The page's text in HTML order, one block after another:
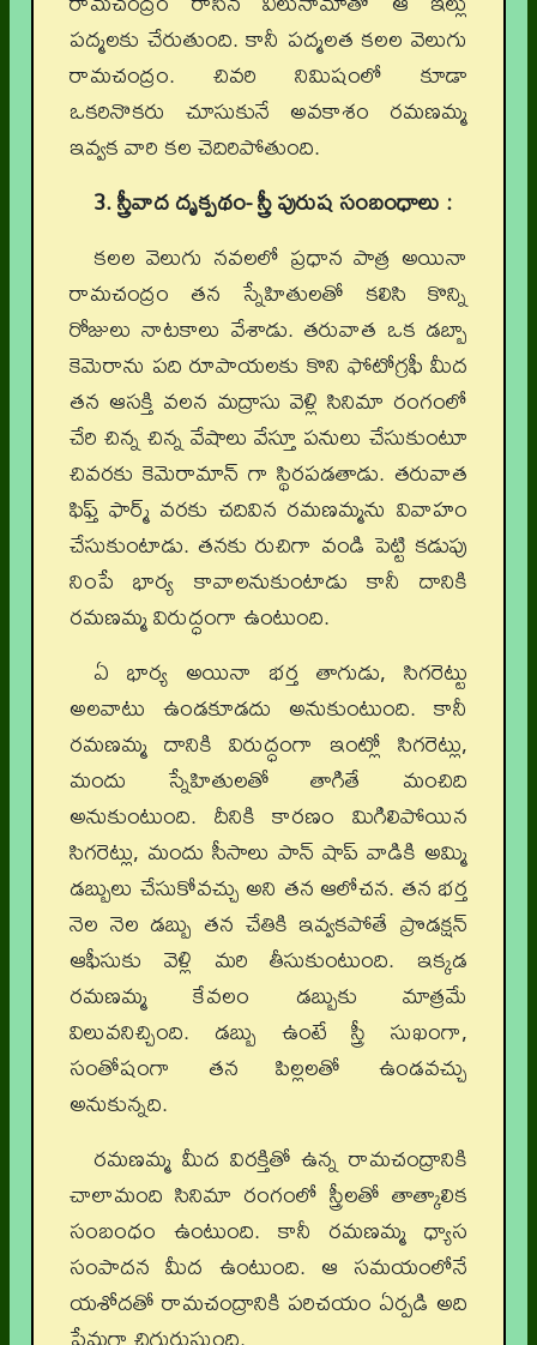
పద్మలకు చేరుతుంది. కానీ పద్మలత కలల వెలుగు
రామచంద్రం. చివరి నిమిషంలో కూడా
ఒకరినొకరు చూసుకునే అవకాశం రమణమ్మ
ఇవ్వక వారి కల చెదిరిపోతుంది.
3. స్త్రీవాద దృక్పథం- స్త్రీ పురుష సంబంధాలు :
కలల వెలుగు నవలలో ప్రధాన పాత్ర అయినా
రామచంద్రం తన స్నేహితులతో కలిసి కొన్ని
రోజులు నాటకాలు వేశాడు. తరువాత ఒక డబ్బా
కెమెరాను పది రూపాయలకు కొని ఫోటోగ్రఫీ మీద
తన ఆసక్తి వలన మద్రాసు వెళ్లి సినిమా రంగంలో
చేరి చిన్న చిన్న వేషాలు వేస్తూ పనులు చేసుకుంటూ
చివరకు కెమెరామాన్ గా స్థిరపడతాడు. తరువాత
ఫిఫ్త్ ఫార్మ్ వరకు చదివిన రమణమ్మను వివాహం
చేసుకుంటాడు. తనకు రుచిగా వండి పెట్టి కడుపు
నింపే భార్య కావాలనుకుంటాడు కానీ దానికి
రమణమ్మ విరుద్ధంగా ఉంటుంది.
ఏ భార్య అయినా భర్త తాగుడు, సిగరెట్టు
అలవాటు ఉండకూడదు అనుకుంటుంది. కానీ
రమణమ్మ దానికి విరుద్ధంగా ఇంట్లో సిగరెట్లు,
మందు స్నేహితులతో తాగితే మంచిది
అనుకుంటుంది. దీనికి కారణం మిగిలిపోయిన
సిగరెట్లు, మందు సీసాలు పాన్ షాప్ వాడికి అమ్మి
డబ్బులు చేసుకోవచ్చు అని తన ఆలోచన. తన భర్త
నెల నెల డబ్బు తన చేతికి ఇవ్వకపోతే ప్రొడక్షన్
ఆఫీసుకు వెళ్లి మరి తీసుకుంటుంది. ఇక్కడ
రమణమ్మ కేవలం డబ్బుకు మాత్రమే
విలువనిచ్చింది. డబ్బు ఉంటే స్త్రీ సుఖంగా,
సంతోషంగా తన పిల్లలతో ఉండవచ్చు
అనుకున్నది.
రమణమ్మ మీద విరక్తితో ఉన్న రామచంద్రానికి
చాలామంది సినిమా రంగంలో స్త్రీలతో తాత్కాలిక
సంబంధం ఉంటుంది. కానీ రమణమ్మ ధ్యాస
సంపాదన మీద ఉంటుంది. ఆ సమయంలోనే
యశోదతో రామచంద్రానికి పరిచయం ఏర్పడి అది